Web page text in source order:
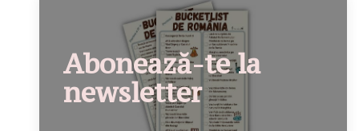
Abonează-te la
newsletter